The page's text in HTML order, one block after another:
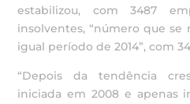
estabilizou, com 3487
insolventes, “número que
igual período de 2014”, com
“Depois da tendência
iniciada em 2008 e apenas